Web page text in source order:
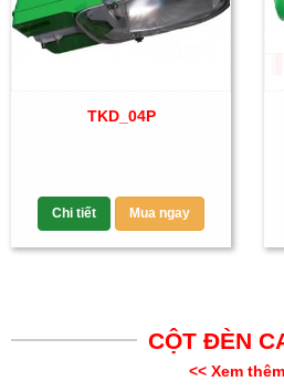
TKD_04P
Chi tiết Mua ngay
CỘT ĐÈN
<< Xem